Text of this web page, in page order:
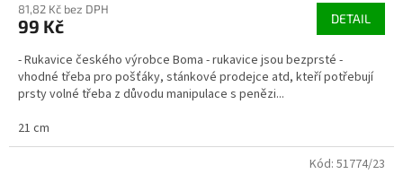
81,82 Kč bez DPH
99 Kč DETAIL
- Rukavice českého výrobce Boma - rukavice jsou bezprsté -
vhodné třeba pro pošťáky, stánkové prodejce atd, kteří potřebují
prsty volné třeba z důvodu manipulace s penězi...
21 cm
Kód: 51774/23